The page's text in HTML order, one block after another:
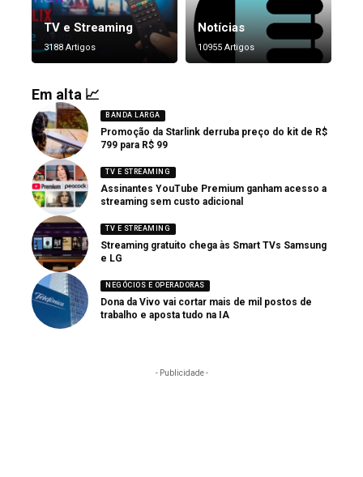
TV e Streaming
3188 Artigos
Notícias
10955 Artigos
Em alta 📈
BANDA LARGA
Promoção da Starlink derruba preço do kit de R$
799 para R$ 99
TV E STREAMING
Assinantes YouTube Premium ganham acesso a
streaming sem custo adicional
TV E STREAMING
Streaming gratuito chega às Smart TVs Samsung
e LG
NEGÓCIOS E OPERADORAS
Dona da Vivo vai cortar mais de mil postos de
trabalho e aposta tudo na IA
- Publicidade -